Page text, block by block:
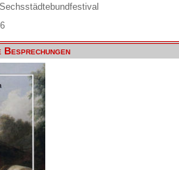
Besprechungen